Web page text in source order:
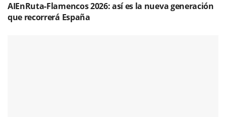
AIEnRuta-Flamencos 2026: así es la nueva generación
que recorrerá España